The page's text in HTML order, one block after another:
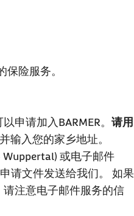
保险服务。
申请加入BARMER。 请用
输入您的家乡地址。
Wuppertal) 或电子邮件
请文件发送给我们。 如果
注意电子邮件服务的信